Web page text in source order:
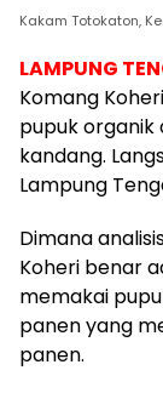
Kakam Totokaton,
LAMPUNG
Komang
pupuk organik
kandang.
Lampung
Dimana
Koheri benar
memakai
panen yang
panen.